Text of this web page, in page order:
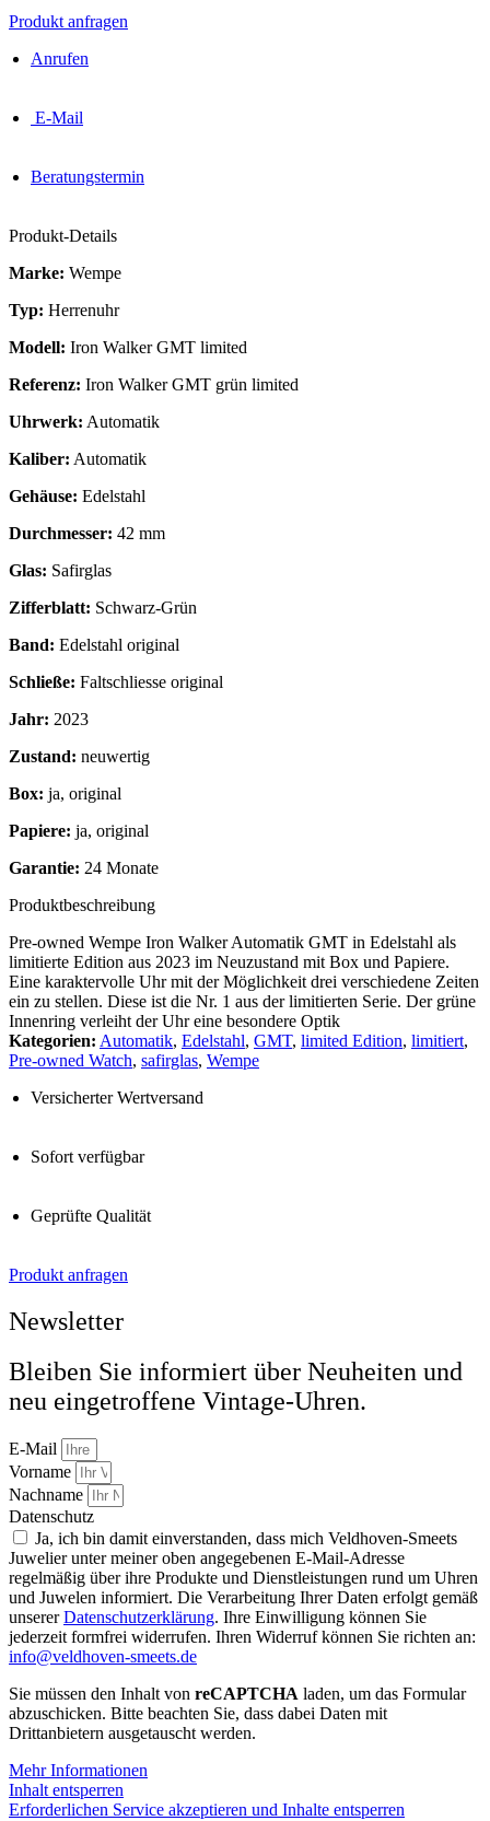
Produkt anfragen
Anrufen
E-Mail
Beratungstermin
Produkt-Details
Marke: Wempe
Typ: Herrenuhr
Modell: Iron Walker GMT limited
Referenz: Iron Walker GMT grün limited
Uhrwerk: Automatik
Kaliber: Automatik
Gehäuse: Edelstahl
Durchmesser: 42 mm
Glas: Safirglas
Zifferblatt: Schwarz-Grün
Band: Edelstahl original
Schließe: Faltschliesse original
Jahr: 2023
Zustand: neuwertig
Box: ja, original
Papiere: ja, original
Garantie: 24 Monate
Produktbeschreibung
Pre-owned Wempe Iron Walker Automatik GMT in Edelstahl als
limitierte Edition aus 2023 im Neuzustand mit Box und Papiere.
Eine karaktervolle Uhr mit der Möglichkeit drei verschiedene Zeiten
ein zu stellen. Diese ist die Nr. 1 aus der limitierten Serie. Der grüne
Innenring verleiht der Uhr eine besondere Optik
Kategorien: Automatik, Edelstahl, GMT, limited Edition, limitiert,
Pre-owned Watch, safirglas, Wempe
Versicherter Wertversand
Sofort verfügbar
Geprüfte Qualität
Produkt anfragen
Newsletter
Bleiben Sie informiert über Neuheiten und
neu eingetroffene Vintage-Uhren.
E-Mail
Vorname
Nachname
Datenschutz
Ja, ich bin damit einverstanden, dass mich Veldhoven-Smeets
Juwelier unter meiner oben angegebenen E-Mail-Adresse
regelmäßig über ihre Produkte und Dienstleistungen rund um Uhren
und Juwelen informiert. Die Verarbeitung Ihrer Daten erfolgt gemäß
unsererDatenschutzerklärung. Ihre Einwilligung können Sie
jederzeit formfrei widerrufen. Ihren Widerruf können Sie richten an:
info@veldhoven-smeets.de
Sie müssen den Inhalt von reCAPTCHA laden, um das Formular
abzuschicken. Bitte beachten Sie, dass dabei Daten mit
Drittanbietern ausgetauscht werden.
Mehr Informationen
Inhalt entsperren
Erforderlichen Service akzeptieren und Inhalte entsperren